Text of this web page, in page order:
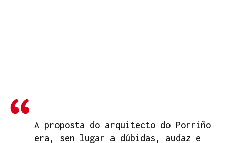
A proposta do arquitecto do Porriño
era, sen lugar a dúbidas, audaz e